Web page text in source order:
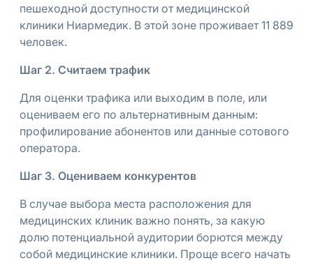
пешеходной доступности от медицинской
клиники Ниармедик. В этой зоне проживает 11 889
человек.
Шаг 2. Считаем трафик
Для оценки трафика или выходим в поле, или
оцениваем его по альтернативным данным:
профилирование абонентов или данные сотового
оператора.
Шаг 3. Оцениваем конкурентов
В случае выбора места расположения для
медицинских клиник важно понять, за какую
долю потенциальной аудитории борются между
собой медицинские клиники. Проще всего начать